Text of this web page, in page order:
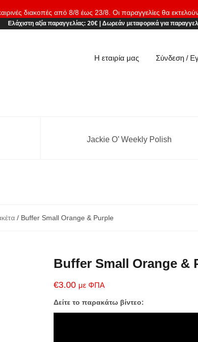
διακοπές από 8/8 έως 23/8. Οι παραγγελίες θα
Ελάχιστη αξία παραγγελίας: 20€| Δωρεάν μεταφορικάγια
Η εταιρία μας Σύνδεση /
Jackie O’ Weekly Polish
/ Buffer Small Orange & Purple
Buffer Small Orange &
€3.00 με ΦΠΑ
Δείτε το παρακάτω βίντεο: